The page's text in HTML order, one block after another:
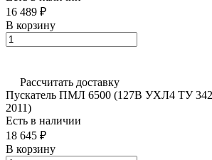
16 489 ₽
В корзину
Рассчитать доставку
Пускатель ПМЛ 6500 (127В УХЛ4 ТУ
2011)
Есть в наличии
18 645 ₽
В корзину